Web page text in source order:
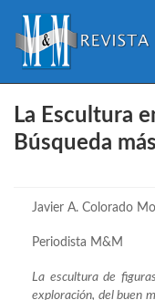
La Escultura
Búsqueda
Javier A. Colorado
Periodista M&M
La escultura de
exploración, del buen